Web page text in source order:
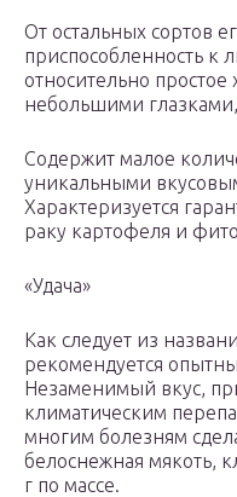
От остальных сортов
приспособленность к
относительно
небольшими
Содержит малое
уникальными
Характеризуется
раку картофеля и
«Удача»
Как следует из
рекомендуется
Незаменимый вкус,
климатическим
многим болезням
белоснежная мякоть,
г по массе.